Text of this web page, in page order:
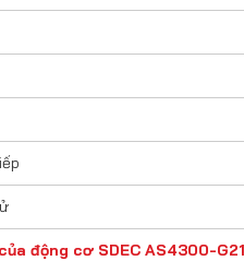
động cơ SDEC AS4300-